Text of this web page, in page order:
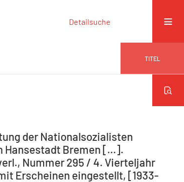
Detailsuche
TITEL
der Nationalsozialisten
Hansestadt Bremen [...].
Nummer 295 / 4. Vierteljahr
Erscheinen eingestellt, [1933-